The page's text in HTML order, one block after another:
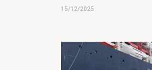
15/12/2025